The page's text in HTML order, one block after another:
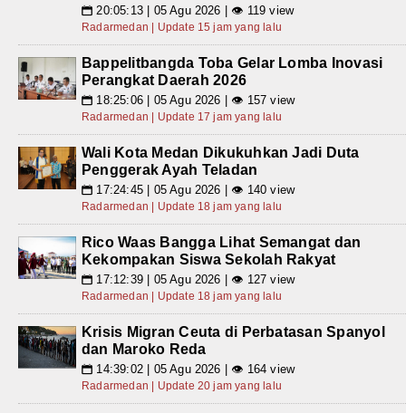
📅 20:05:13 | 05 Agu 2026 | 👁 119 view
Radarmedan | Update 15 jam yang lalu
Bappelitbangda Toba Gelar Lomba Inovasi
Perangkat Daerah 2026
📅 18:25:06 | 05 Agu 2026 | 👁 157 view
Radarmedan | Update 17 jam yang lalu
Wali Kota Medan Dikukuhkan Jadi Duta
Penggerak Ayah Teladan
📅 17:24:45 | 05 Agu 2026 | 👁 140 view
Radarmedan | Update 18 jam yang lalu
Rico Waas Bangga Lihat Semangat dan
Kekompakan Siswa Sekolah Rakyat
📅 17:12:39 | 05 Agu 2026 | 👁 127 view
Radarmedan | Update 18 jam yang lalu
Krisis Migran Ceuta di Perbatasan Spanyol
dan Maroko Reda
📅 14:39:02 | 05 Agu 2026 | 👁 164 view
Radarmedan | Update 20 jam yang lalu